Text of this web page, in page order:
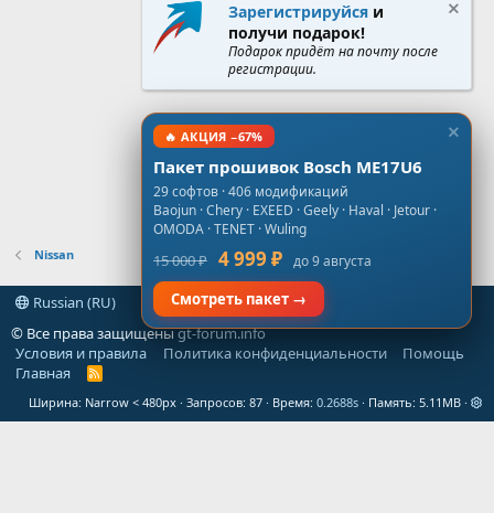
Nissan
Russian (RU)
© Все права защищеныgt-forum.info
Условия и правила
Политика конфиденциальности
Помощь
Главная
R
S
Ширина Запросов 87 Время 0.2688s Память 5.11MB
Зарегистрируйся и
получи подарок!
Подарок придёт на почту после
регистрации.
🔥 АКЦИЯ −67%
Пакет прошивок Bosch ME17U6
29 софтов · 406 модификаций
Baojun · Chery · EXEED · Geely · Haval · Jetour ·
OMODA · TENET · Wuling
15 000 ₽ 4 999 ₽ до 9 августа
Смотреть пакет →